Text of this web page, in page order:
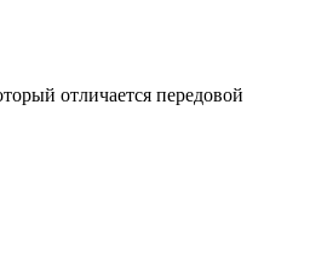
отличается передовой